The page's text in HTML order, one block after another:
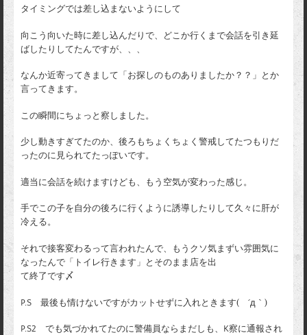
タイミングでは差し込まないようにして
向こう向いた時に差し込んだりで、どこか行くまで会話を引き延
ばしたりしてたんですが、、、
なんか近寄ってきまして「お探しのものありましたか？？」とか
言ってきます。
この瞬間にちょっと察しました。
少し動きすぎてたのか、後ろもちょくちょく警戒してたつもりだ
ったのに見られてたっぽいです。
適当に会話を続けますけども、もう空気が変わった感じ。
手でこの子を自分の後ろに行くように誘導したりして久々に肝が
冷える。
それで接客変わるって言われたんで、もうクソ気まずい雰囲気に
なったんで「トイレ行きます」とそのまま店を出
て終了です〆
P.S 最後も情けないですがカットせずに入れときます( ´д｀)
P.S2 でも気づかれてたのに警備員ならまだしも、K察に通報され